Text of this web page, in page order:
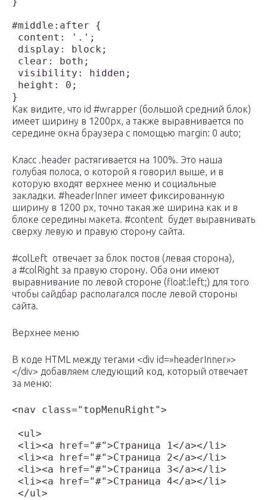
#middle:after {
content: '.';
display: block;
clear: both;
visibility: hidden;
height: 0;
}
Как видите, что id #wrapper (большой средний блок)
имеет ширину в 1200рх, а также выравнивается по
середине окна браузера с помощью margin: 0 auto;
Класс .header растягивается на 100%. Это наша
голубая полоса, о которой я говорил выше, и в
которую входят верхнее меню и социальные
закладки. #headerInner имеет фиксированную
ширину в 1200 рх, точно такая же ширина как и в
блоке середины макета. #content будет выравнивать
сверху левую и правую сторону сайта.
#colLeft отвечает за блок постов (левая сторона),
а #colRight за правую сторону. Оба они имеют
выравнивание по левой стороне (float:left;) для того
чтобы сайдбар располагался после левой стороны
сайта.
Верхнее меню
В коде HTML между тегами <div id=»headerInner»>
</div> добавляем следующий код, который отвечает
за меню:
<nav class="topMenuRight">
<ul>
<li><a href="#">Страница 1</a></li>
<li><a href="#">Страница 2</a></li>
<li><a href="#">Страница 3</a></li>
<li><a href="#">Страница 4</a></li>
</ul>